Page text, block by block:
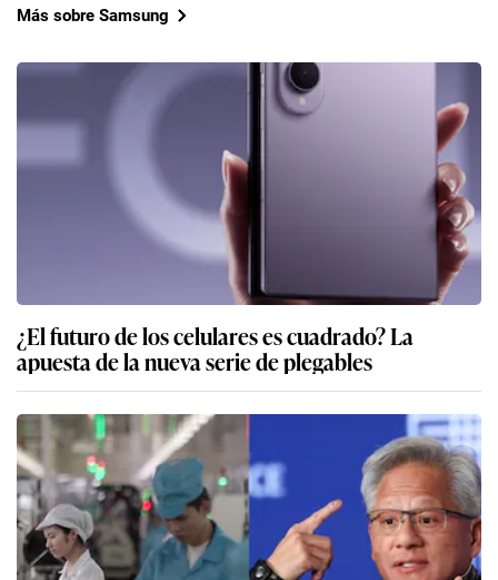
Más sobre Samsung
¿El futuro de los celulares es cuadrado? La
apuesta de la nueva serie de plegables